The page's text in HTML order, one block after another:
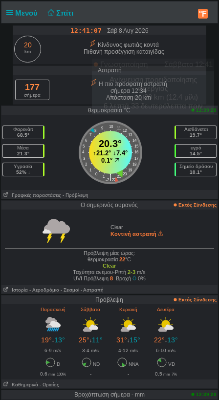
Μενού Σπίτι °F
12:41:07 Σάβ 8 Αυγ 2026
20
km
Κίνδυνος φωτιάς κοντά
Πιθανή προσέγγιση καταιγίδας
Αστραπή
177
σήμερα
Η πιο πρόσφατη αστραπή
σήμερα 12:34
Απόσταση 20 km
θερμοκρασία °C
12:39:20
Φαρενάιτ
68.5°
Μέσα
21.3°
Υγρασία
52% ↓
10
9 11
8
12
7
13
6
14
5
15
4
16
3
17
2
18
1
19
0
20
-1 21
|
-2 22
20.3°
↑21.2° ↓7.4°
0.1°
Αισθάνεται
19.7°
υγρό
14.5°
Σημείο δρόσου
10.1°
Γραφικές παραστάσεις - Πρόβλεψη
Ο σημερινός ουρανός Εκτός Σύνδεσης
Clear
Κοντινή αστραπή
Πρόβλεψη μίας ώρας:
θερμοκρασία22°C
Clear
Ταχύτητα ανέμου-Ριπή 2-3 m/s
UVI Πρόβλεψη 8Βροχή 0%
Ιστορία - Aεροδρόμιο - Σεισμοί - Αστραπή
Πρόβλεψη
Εκτός Σύνδεσης
Παρασκευή
Σάββατο Κυριακή Δευτέρα
19°↓13° 25°↓11° 31°↓15° 22°↓13°
6-9 m/s 3-4 m/s 4-12 m/s 6-10 m/s
D ND NNA
VD
0.6 mm 100% - - 0.5 mm 7%
Καθημερινά - Ωριαίος
Βροχόπτωση σήμερα - mm 12:39:20
Γνωστοποίηση
Σάββατο 12:41
Ανίχνευση προειδοποίησης
απεργίας
Απόσταση 20 km (12.4 μίλι)
6 λεπτά 33 δευτερόλεπτα πριν